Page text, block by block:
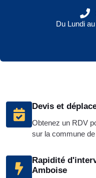
Devis et
Obtenez un RDV
sur la commune
Rapidité
Amboise
Du Lundi